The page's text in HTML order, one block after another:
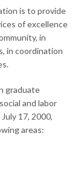
is to provide
of excellence
in
in coordination
graduate
and labor
17, 2000,
areas: